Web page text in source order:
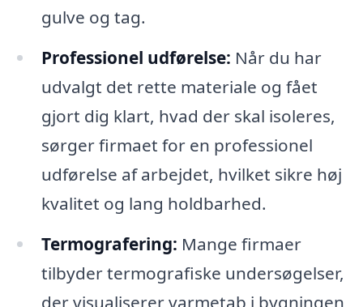
gulve og tag.
Professionel udførelse: Når du har
udvalgt det rette materiale og fået
gjort dig klart, hvad der skal isoleres,
sørger firmaet for en professionel
udførelse af arbejdet, hvilket sikre høj
kvalitet og lang holdbarhed.
Termografering: Mange firmaer
tilbyder termografiske undersøgelser,
der visualiserer varmetab i bygningen,